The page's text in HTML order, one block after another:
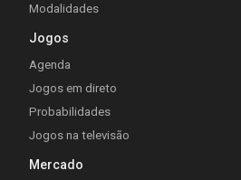
Modalidades
Jogos
Agenda
Jogos em direto
Probabilidades
Jogos na televisão
Mercado